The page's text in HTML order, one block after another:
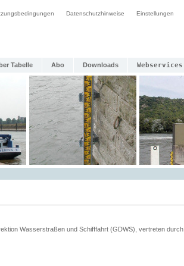
Datenschutzhinweise Einstellungen
Tabelle Abo Downloads Webservices
Wasserstraßen und Schifffahrt (GDWS), vertreten durch